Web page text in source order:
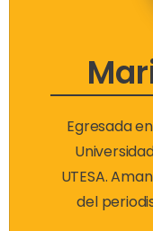
Egresada
UTESA.
del